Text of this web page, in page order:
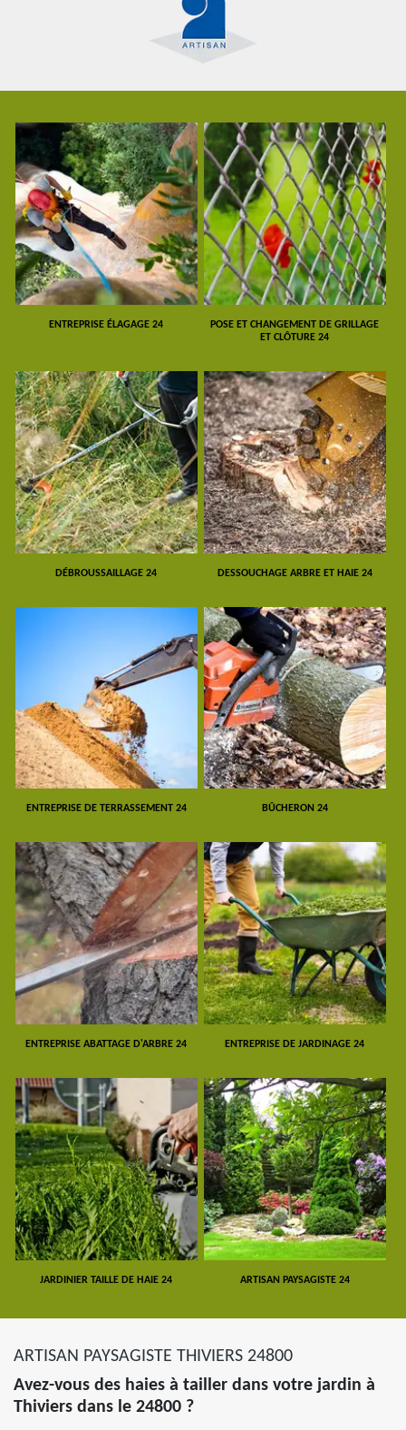
ENTREPRISE ÉLAGAGE 24
POSE ET CHANGEMENT DE GRILLAGE
ET CLÔTURE 24
DÉBROUSSAILLAGE 24 DESSOUCHAGE ARBRE ET HAIE 24
ENTREPRISE DE TERRASSEMENT 24 BÛCHERON 24
ENTREPRISE ABATTAGE D'ARBRE 24 ENTREPRISE DE JARDINAGE 24
JARDINIER TAILLE DE HAIE 24 ARTISAN PAYSAGISTE 24
ARTISAN PAYSAGISTE THIVIERS 24800
Avez-vous des haies à tailler dans votre jardin à
Thiviers dans le 24800 ?